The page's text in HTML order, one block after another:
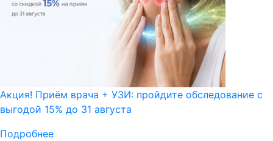
Акция! Приём врача + УЗИ: пройдите обследование с
выгодой 15% до 31 августа
Подробнее